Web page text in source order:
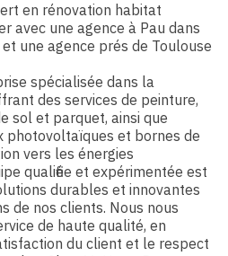
en rénovation habitat
avec une agence à Pau dans
une agence prés de Toulouse
spécialisée dans la
des services de peinture,
sol et parquet, ainsi que
photovoltaïques et bornes de
vers les énergies
qualifiée et expérimentée est
durables et innovantes
de nos clients. Nous nous
de haute qualité, en
du client et le respect